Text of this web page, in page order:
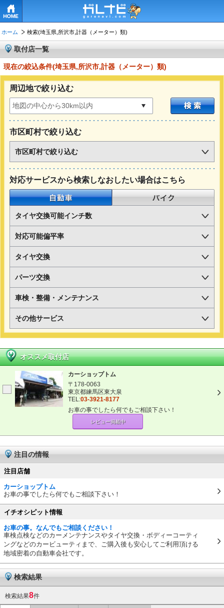
ホーム 検索(埼玉県,所沢市,計器（メーター）類)
取付店一覧
現在の絞込条件(埼玉県,所沢市,計器（メーター）類)
周辺地で絞り込む
市区町村で絞り込む
市区町村で絞り込む
対応サービスから検索しなおしたい場合はこちら
自動車
タイヤ交換可能インチ数
対応可能偏平率
タイヤ交換
パーツ交換
車検・整備・メンテナンス
その他サービス
オススメ取付店
カーショップトム
〒178-0063
東京都練馬区東大泉
TEL:03-3921-8177
お車の事でしたら何でもご相談下さい！
レビュー掲載中
注目の情報
注目店舗
カーショップトム
お車の事でしたら何でもご相談下さい！
イチオシピット情報
お車の事。なんでもご相談ください！
車検点検などのカーメンテナンスやタイヤ交換・ボディーコーティ
ングなどのカービューティまで、ご購入後も安心してご利用頂ける
地域密着の自動車会社です。
検索結果
検索結果8件